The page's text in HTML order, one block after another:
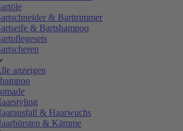
& Barttrimmer
& Bartshampoo
anzeigen
& Haarwuchs
& Kämme